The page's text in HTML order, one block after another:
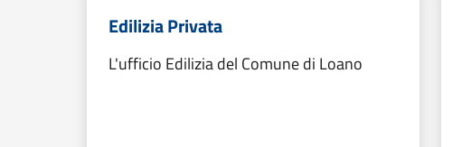
Edilizia Privata
L'ufficio Edilizia del Comune di Loano